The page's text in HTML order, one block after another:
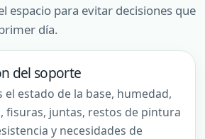
espacio para evitar decisiones que
día.
del soporte
el estado de la base, humedad,
fisuras, juntas, restos de pintura
y necesidades de